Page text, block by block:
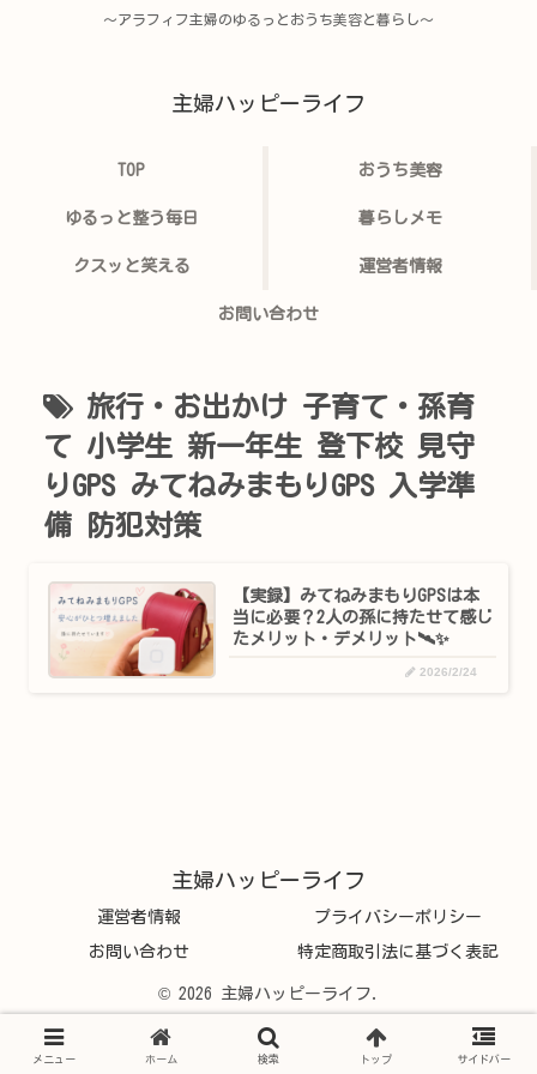
〜アラフィフ主婦のゆるっとおうち美容と暮らし〜
主婦ハッピーライフ
TOP おうち美容
ゆるっと整う毎日 暮らしメモ
クスッと笑える 運営者情報
お問い合わせ
旅行・お出かけ 子育て・孫育
て 小学生 新一年生 登下校 見守
りGPS みてねみまもりGPS 入学準
備 防犯対策
【実録】みてねみまもりGPSは本
当に必要？2人の孫に持たせて感じ
たメリット・デメリット🛰️✨
2026/2/24
主婦ハッピーライフ
運営者情報 プライバシーポリシー
お問い合わせ 特定商取引法に基づく表記
© 2026 主婦ハッピーライフ.
メニュー ホーム 検索 トップ サイドバー